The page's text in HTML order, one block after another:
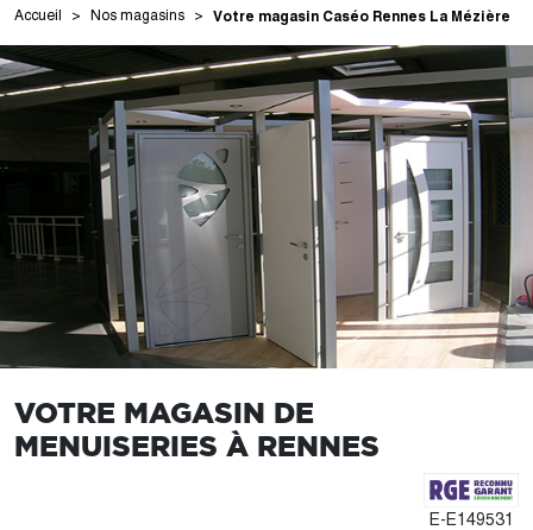
Accueil Nos magasins Votre magasin Caséo Rennes La Mézière
VOTRE MAGASIN DE
MENUISERIES À RENNES
E-E149531